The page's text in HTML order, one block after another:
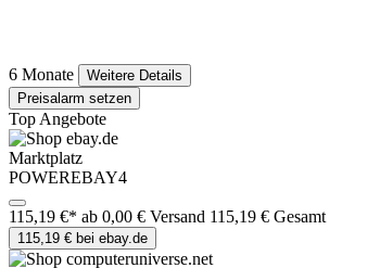
6 Monate
Weitere Details
Preisalarm setzen
Top Angebote
Marktplatz
POWEREBAY4
115,19 €* ab 0,00 € Versand 115,19 € Gesamt
115,19 € bei ebay.de